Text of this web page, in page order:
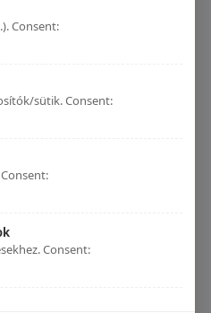
Consent:
sütik. Consent:
Consent: